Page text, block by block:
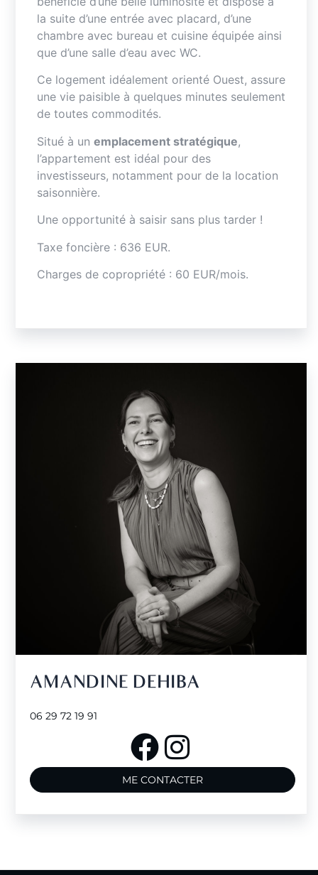
la suite d’une entrée avec placard, d’une
chambre avec bureau et cuisine équipée ainsi
que d’une salle d’eau avec WC.
Ce logement idéalement orienté Ouest, assure
une vie paisible à quelques minutes seulement
de toutes commodités.
Situé à un emplacement stratégique,
l’appartement est idéal pour des
investisseurs, notamment pour de la location
saisonnière.
Une opportunité à saisir sans plus tarder !
Taxe foncière : 636 EUR.
Charges de copropriété : 60 EUR/mois.
AMANDINE DEHIBA
06 29 72 19 91
ME CONTACTER